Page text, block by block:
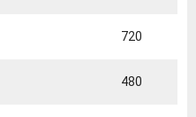
720
480